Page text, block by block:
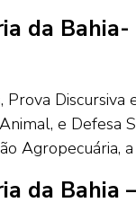
da
e Defesa
Agropecuária,
da Bahia